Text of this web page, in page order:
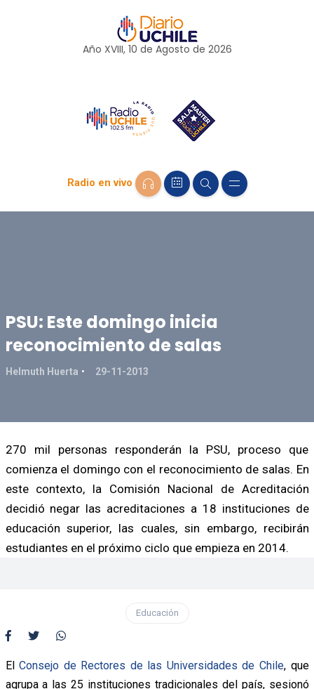
Año XVIII, 10 de Agosto de 2026
Radio en vivo
PSU: Este domingo inicia
reconocimiento de salas
Helmuth Huerta 29-11-2013
270 mil personas responderán la PSU, proceso que
comienza el domingo con el reconocimiento de salas. En
este contexto, la Comisión Nacional de Acreditación
decidió negar las acreditaciones a 18 instituciones de
educación superior, las cuales, sin embargo, recibirán
estudiantes en el próximo ciclo que empieza en 2014.
Educación
ElConsejo de Rectores de las Universidades de Chile, que
agrupa a las 25 instituciones tradicionales del país, sesionó